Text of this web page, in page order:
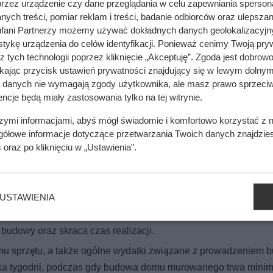
To, co zastali pod styropianem, zaskoczyło nawet wykonawcę
domu jest koszt materiałów. Jeśli budujesz dom murowany,
droższe i wymagają większych nakładów pracy. Do
ekologiczne materiały, np. stal, keramzytobeton czy
koszty budowy domu. Poza tym na finalną cenę domu
wymaga więcej pracy ręcznej na placu budowy. Jest
budowy domów modułowych większość prac
oraz skraca czas realizacji.
sprzętu, a także ogólne wydatki związane z prowadzeniem
tygodni, podczas gdy budowa domu murowanego trwa
urządzenie czy dane przeglądania w celu zapewniania
treści, pomiar reklam i treści, badanie odbiorców oraz
Partnerzy możemy używać dokładnych danych
urządzenia do celów identyfikacji. Ponieważ cenimy Twoją
tych technologii poprzez kliknięcie „Akceptuję”. Zgoda jest
przycisk ustawień prywatności znajdujący się w lewym
danych nie wymagają zgody użytkownika, ale masz prawo
będą miały zastosowania tylko na tej witrynie.
informacjami, abyś mógł świadomie i komfortowo korzystać z
informacje dotyczące przetwarzania Twoich danych
oraz po kliknięciu w „Ustawienia”.
USTAWIENIA